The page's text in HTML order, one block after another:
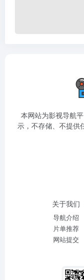
本网站为影视导航
示，不存储、不提供
关于我们
导航介绍
片单推荐
网站提交